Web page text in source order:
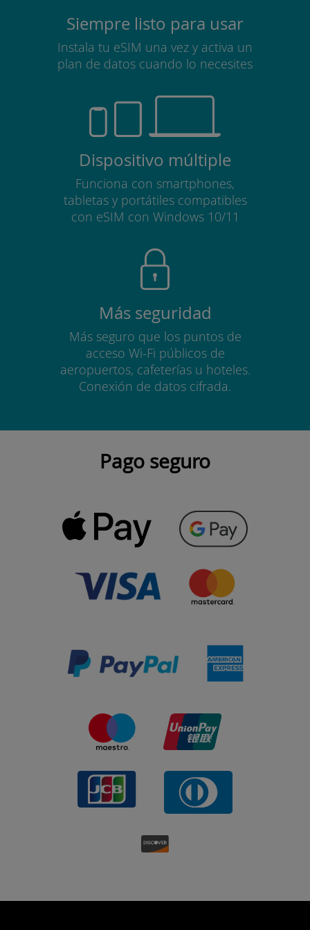
Siempre listo para usar
Instala tu eSIM una vez y activa un
plan de datos cuando lo necesites
Dispositivo múltiple
Funciona con smartphones,
tabletas y portátiles compatibles
con eSIM con Windows 10/11
Más seguridad
Más seguro que los puntos de
acceso Wi-Fi públicos de
aeropuertos, cafeterías u hoteles.
Conexión de datos cifrada.
Pago seguro